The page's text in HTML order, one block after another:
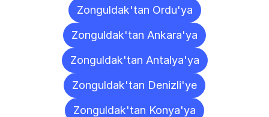
Zonguldak'tan Ordu'ya
Zonguldak'tan Ankara'ya
Zonguldak'tan Antalya'ya
Zonguldak'tan Denizli'ye
Zonguldak'tan Konya'ya